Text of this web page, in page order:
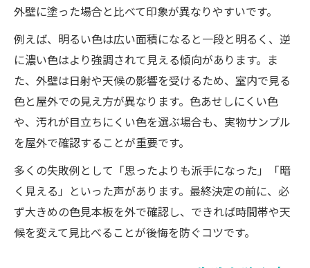
外壁に塗った場合と比べて印象が異なりやすいです。
例えば、明るい色は広い面積になると一段と明るく、逆
に濃い色はより強調されて見える傾向があります。ま
た、外壁は日射や天候の影響を受けるため、室内で見る
色と屋外での見え方が異なります。色あせしにくい色
や、汚れが目立ちにくい色を選ぶ場合も、実物サンプル
を屋外で確認することが重要です。
多くの失敗例として「思ったよりも派手になった」「暗
く見える」といった声があります。最終決定の前に、必
ず大きめの色見本板を外で確認し、できれば時間帯や天
候を変えて見比べることが後悔を防ぐコツです。